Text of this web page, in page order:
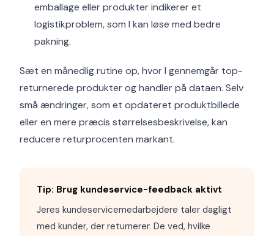
emballage eller produkter indikerer et
logistikproblem, som I kan løse med bedre
pakning.
Sæt en månedlig rutine op, hvor I gennemgår top-
returnerede produkter og handler på dataen. Selv
små ændringer, som et opdateret produktbillede
eller en mere præcis størrelsesbeskrivelse, kan
reducere returprocenten markant.
Tip: Brug kundeservice-feedback aktivt
Jeres kundeservicemedarbejdere taler dagligt
med kunder, der returnerer. De ved, hvilke